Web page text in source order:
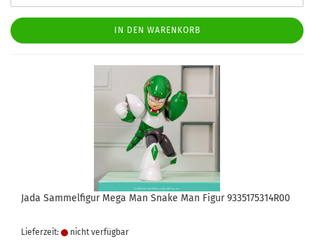
IN DEN WARENKORB
Jada Sammelfigur Mega Man Snake Man Figur 9335175314R00
Lieferzeit: nicht verfügbar